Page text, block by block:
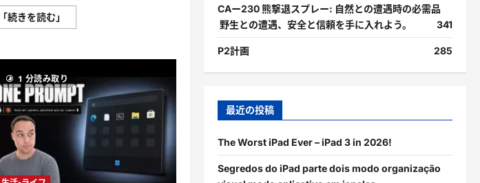
「続きを読む」
to
Canva
–
Pyuibuilder
に
つ
に
1 分読み取り
CAー230 熊撃退スプレー: 自然との遭遇時の必需品
野生との遭遇、安全と信頼を手に入れよう。
341
P2計画 285
最近の投稿
The Worst iPad Ever – iPad 3 in 2026!
Segredos do iPad parte dois modo organização